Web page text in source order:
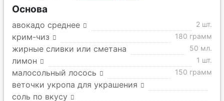
Основа
авокадо среднее 2 шт.
крим-чиз 180 грамм
жирные сливки или сметана 50 мл.
лимон 1 шт.
малосольный лосось 150 грамм
веточки укропа для украшения
соль по вкусу